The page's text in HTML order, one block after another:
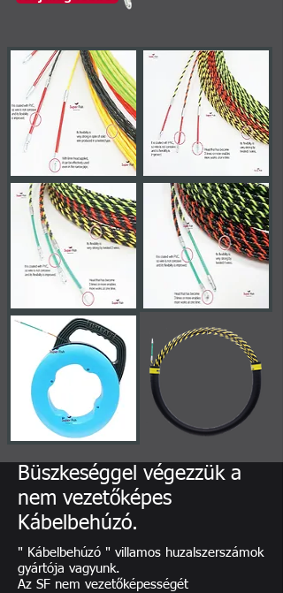
Büszkeséggel végezzük a
nem vezetőképes
Kábelbehúzó.
" Kábelbehúzó " villamos huzalszerszámok
gyártója vagyunk.
Az SF nem vezetőképességét